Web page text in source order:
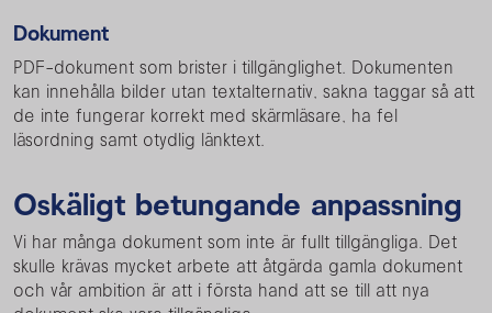
Dokument
PDF-dokument som brister i tillgänglighet. Dokumenten
kan innehålla bilder utan textalternativ, sakna taggar så att
de inte fungerar korrekt med skärmläsare, ha fel
läsordning samt otydlig länktext.
Oskäligt betungande anpassning
Vi har många dokument som inte är fullt tillgängliga. Det
skulle krävas mycket arbete att åtgärda gamla dokument
och vår ambition är att i första hand att se till att nya